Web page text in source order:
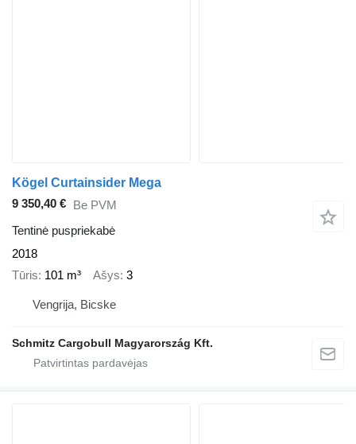
Kögel Curtainsider Mega
9 350,40 € Be PVM
Tentinė puspriekabė
2018
Tūris 101 m³ Ašys 3
Vengrija, Bicske
Schmitz Cargobull Magyarország Kft.